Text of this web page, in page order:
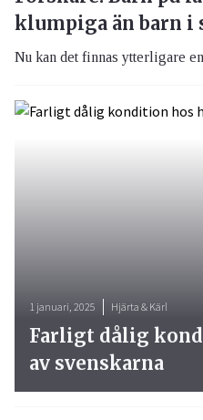
klumpiga än barn i
Nu kan det finnas ytterligare
1 januari, 2025 Hjärta & Kärl
Farligt dålig
av svenskarna